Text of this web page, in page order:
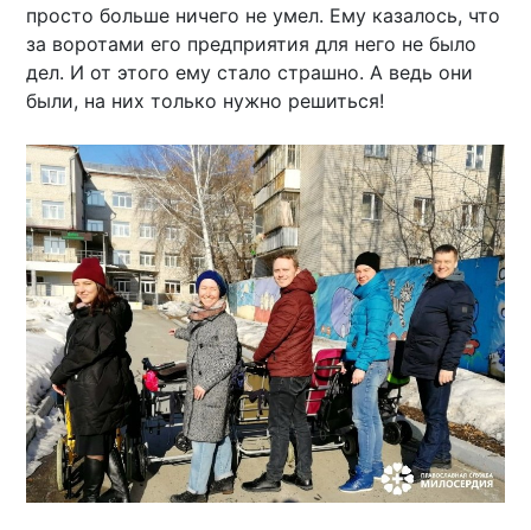
просто больше ничего не умел. Ему казалось, что
за воротами его предприятия для него не было
дел. И от этого ему стало страшно. А ведь они
были, на них только нужно решиться!